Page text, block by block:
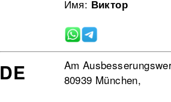
Имя: Виктор
DE
Am
80939 München,